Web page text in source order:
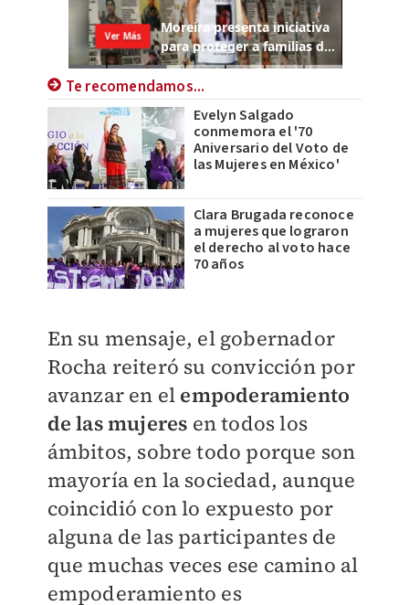
Te recomendamos...
Evelyn Salgado
conmemora el '70
Aniversario del Voto de
las Mujeres en México'
Clara Brugada reconoce
a mujeres que lograron
el derecho al voto hace
70 años
En su mensaje, el gobernador
Rocha reiteró su convicción por
avanzar en el empoderamiento
de las mujeres en todos los
ámbitos, sobre todo porque son
mayoría en la sociedad, aunque
coincidió con lo expuesto por
alguna de las participantes de
que muchas veces ese camino al
empoderamiento es